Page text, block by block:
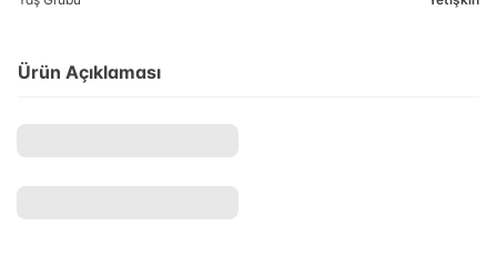
Ürün Açıklaması